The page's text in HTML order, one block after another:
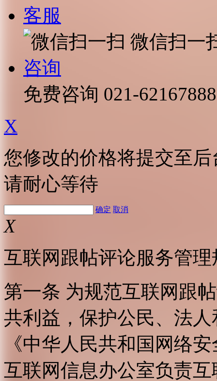
客服
微信扫一
咨询
免费咨询 021-62167888
X
您修改的价格将提交至
请耐心等待
确定 取消
X
互联网跟帖评论服务管理
第一条 为规范互联网跟
共利益，保护公民、法
《中华人民共和国网络
互联网信息办公室负责